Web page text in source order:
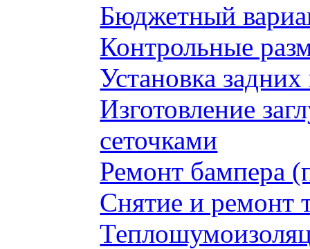
Бюджетный
Контрольные
Установка
Изготовление
сеточками
Ремонт бампера
Снятие и ремонт